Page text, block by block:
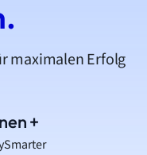
maximalen Erfolg
+